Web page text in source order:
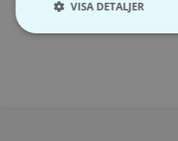
VISA DETALJER